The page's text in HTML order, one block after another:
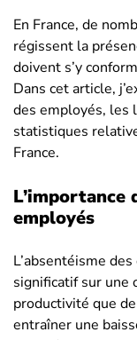
En France, de
régissent la
doivent s’y
Dans cet article,
des employés, les
statistiques
France.
L’importance
employés
L’absentéisme
significatif sur une
productivité que
entraîner une